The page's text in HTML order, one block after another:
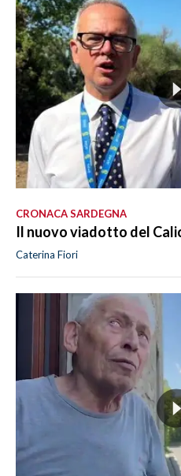
CRONACA SARDEGNA
Il nuovo viadotto del
Caterina Fiori